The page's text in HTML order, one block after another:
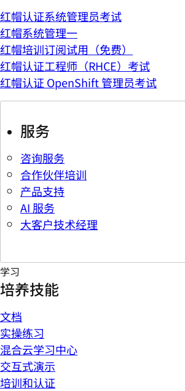
红帽认证系统管理员考试
红帽系统管理一
红帽培训订阅试用（免费）
红帽认证工程师（RHCE）考试
红帽认证 OpenShift 管理员考试
服务
咨询服务
合作伙伴培训
产品支持
AI 服务
大客户技术经理
学习
培养技能
文档
实操练习
混合云学习中心
交互式演示
培训和认证